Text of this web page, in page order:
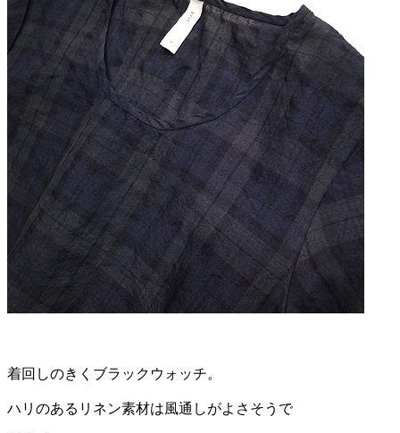
着回しのきくブラックウォッチ。
ハリのあるリネン素材は風通しがよさそうで